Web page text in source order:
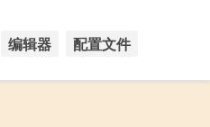
编辑器 配置文件